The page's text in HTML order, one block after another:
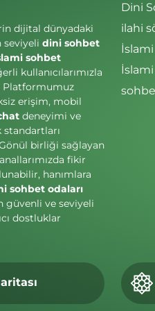
dijital dünyadaki
seviyeli dini sohbet
sohbet
kullanıcılarımızla
Platformumuz
erişim, mobil
deneyimi ve
birliği sağlayan
fikir
hanımlara
sohbet odaları
güvenli ve seviyeli
dostluklar
Dini
ilahi